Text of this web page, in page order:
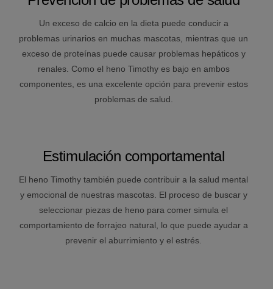
Un exceso de calcio en la dieta puede conducir a
problemas urinarios en muchas mascotas, mientras que un
exceso de proteínas puede causar problemas hepáticos y
renales. Como el heno Timothy es bajo en ambos
componentes, es una excelente opción para prevenir estos
problemas de salud.
Estimulación comportamental
El heno Timothy también puede contribuir a la salud mental
y emocional de nuestras mascotas. El proceso de buscar y
seleccionar piezas de heno para comer simula el
comportamiento de forrajeo natural, lo que puede ayudar a
prevenir el aburrimiento y el estrés.